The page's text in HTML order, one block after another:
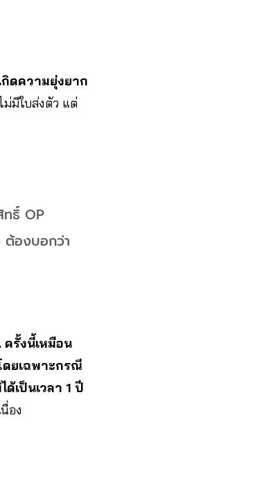
ดความยุ่งยาก
มีใบส่งตัว แต่
ทธิ์ OP
องบอกว่า
รั้งนี้เหมือน
ดยเฉพาะกรณี
เป็นเวลา 1 ปี
อง